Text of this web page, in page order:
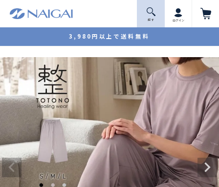
3,980円以上で送料無料
探 す ログイン